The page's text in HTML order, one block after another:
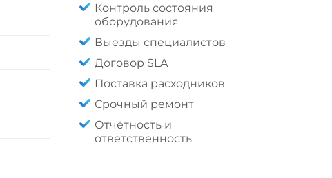
Контроль состояния
оборудования
Выезды специалистов
Договор SLA
Поставка расходников
Срочный ремонт
Отчётность и
ответственность